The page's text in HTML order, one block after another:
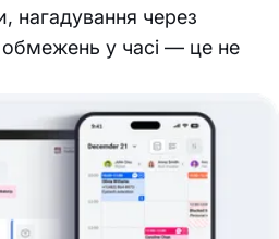
нагадування через
обмежень у часі — це не